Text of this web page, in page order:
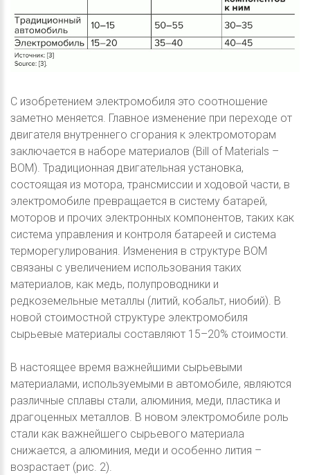
С изобретением электромобиля это соотношение
заметно меняется. Главное изменение при переходе от
двигателя внутреннего сгорания к электромоторам
заключается в наборе материалов (Bill of Materials –
BOM). Традиционная двигательная установка,
состоящая из мотора, трансмиссии и ходовой части, в
электромобиле превращается в систему батарей,
моторов и прочих электронных компонентов, таких как
система управления и контроля батареей и система
терморегулирования. Изменения в структуре BOM
связаны с увеличением использования таких
материалов, как медь, полупроводники и
редкоземельные металлы (литий, кобальт, ниобий). В
новой стоимостной структуре электромобиля
сырьевые материалы составляют 15–20% стоимости.
В настоящее время важнейшими сырьевыми
материалами, используемыми в автомобиле, являются
различные сплавы стали, алюминия, меди, пластика и
драгоценных металлов. В новом электромобиле роль
стали как важнейшего сырьевого материала
снижается, а алюминия, меди и особенно лития –
возрастает (рис. 2).